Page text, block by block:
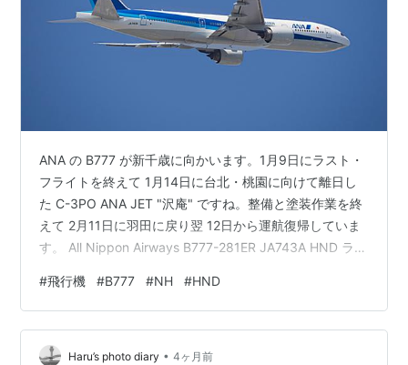
ANA の B777 が新千歳に向かいます。1月9日にラスト・
フライトを終えて 1月14日に台北・桃園に向けて離日し
た C-3PO ANA JET "沢庵" ですね。整備と塗装作業を終
えて 2月11日に羽田に戻り翌 12日から運航復帰していま
す。 All Nippon Airways B777-281ER JA743A HND ラン
#飛行機 #B777 #NH #HND
Haru’s photo diary • 4ヶ月前